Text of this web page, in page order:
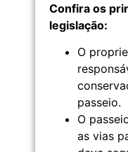
Confira os
legislação:
O
passeio.
O
as vias